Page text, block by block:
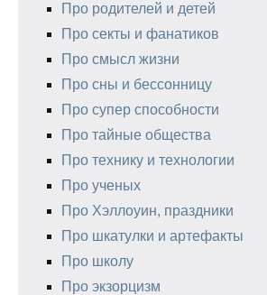
Про родителей и детей
Про секты и фанатиков
Про смысл жизни
Про сны и бессонницу
Про супер способности
Про тайные общества
Про технику и технологии
Про ученых
Про Хэллоуин, праздники
Про шкатулки и артефакты
Про школу
Про экзорцизм